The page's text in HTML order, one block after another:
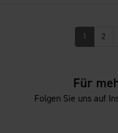
1 2
Für
Folgen Sie uns auf